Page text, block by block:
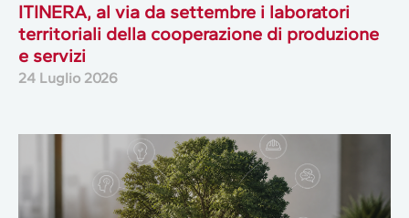
ITINERA, al via da settembre i laboratori
territoriali della cooperazione di produzione
e servizi
24 Luglio 2026